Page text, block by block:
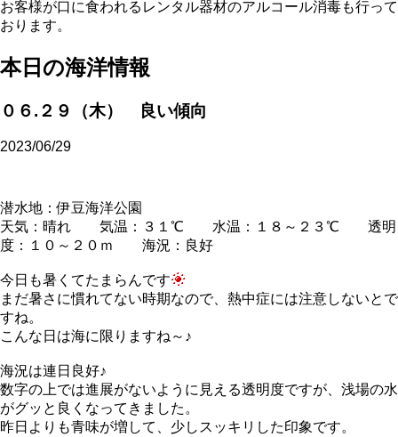
お客様が口に食われるレンタル器材のアルコール消毒も行って
おります。
本日の海洋情報
０６.２９（木） 良い傾向
2023/06/29
潜水地：伊豆海洋公園
天気：晴れ 気温：３１℃ 水温：１８～２３℃ 透明
度：１０～２０ｍ 海況：良好
今日も暑くてたまらんです
まだ暑さに慣れてない時期なので、熱中症には注意しないとで
すね。
こんな日は海に限りますね～♪
海況は連日良好♪
数字の上では進展がないように見える透明度ですが、浅場の水
がグッと良くなってきました。
昨日よりも青味が増して、少しスッキリした印象です。